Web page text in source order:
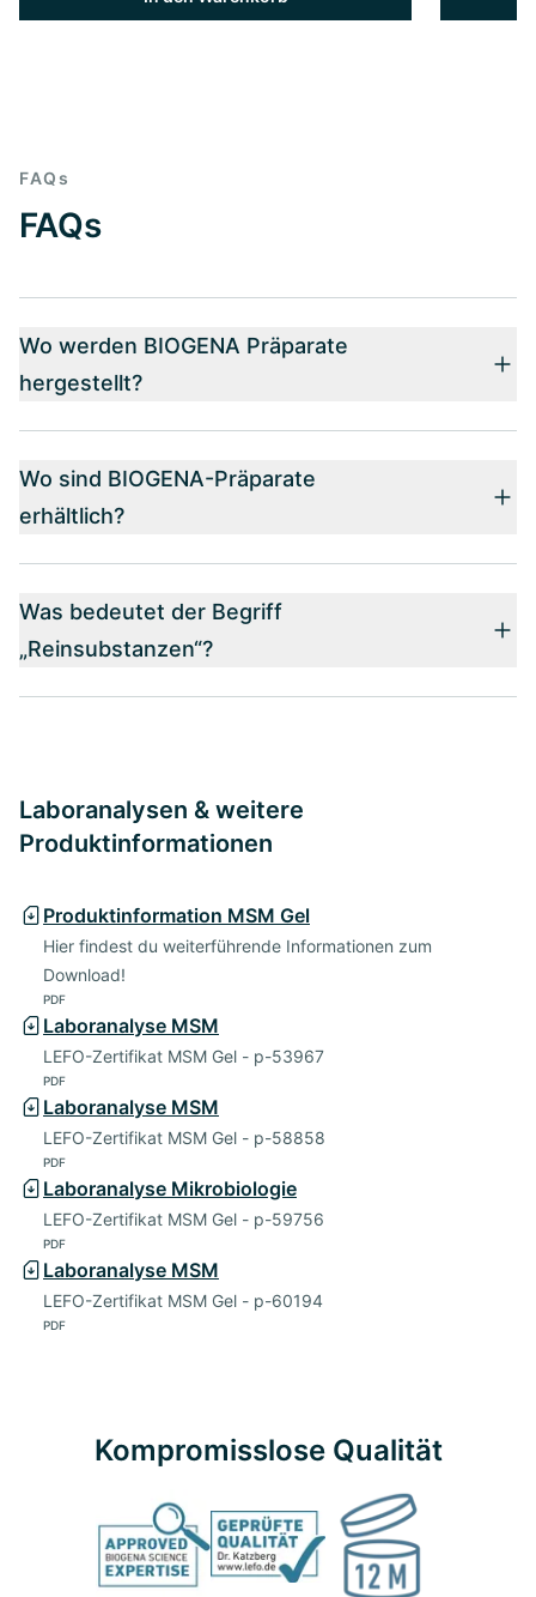
FAQs
FAQs
Wo werden BIOGENA Präparate
hergestellt?
Wo sind BIOGENA-Präparate
erhältlich?
Was bedeutet der Begriff
„Reinsubstanzen“?
Laboranalysen & weitere
Produktinformationen
Produktinformation MSM Gel
Hier findest du weiterführende Informationen zum
Download!
PDF
Laboranalyse MSM
LEFO-Zertifikat MSM Gel - p-53967
PDF
Laboranalyse MSM
LEFO-Zertifikat MSM Gel - p-58858
PDF
Laboranalyse Mikrobiologie
LEFO-Zertifikat MSM Gel - p-59756
PDF
Laboranalyse MSM
LEFO-Zertifikat MSM Gel - p-60194
PDF
Kompromisslose Qualität